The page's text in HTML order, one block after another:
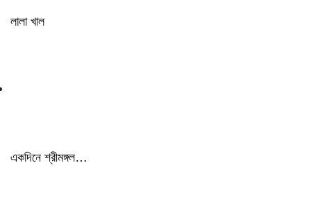
লালা খাল
একদিনে শ্রীমঙ্গল…